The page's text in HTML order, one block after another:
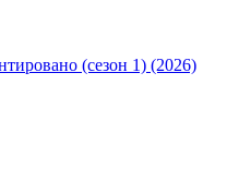
(сезон 1) (2026)